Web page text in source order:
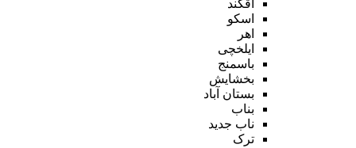
آقکند
اسکو
اهر
ایلخچی
باسمنج
بخشایش
بستان آباد
بناب
ناب جدید
ترک